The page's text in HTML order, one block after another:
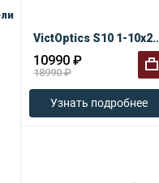
VictOptics S10 1-10x24i
10990 ₽
18990 ₽
Узнать подробнее